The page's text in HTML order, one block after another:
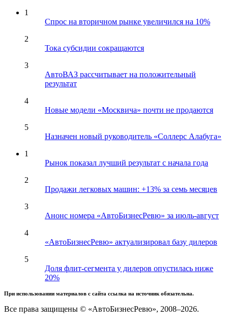
1
Спрос на вторичном рынке увеличился на 10%
2
Тока субсидии сокращаются
3
АвтоВАЗ рассчитывает на положительный
результат
4
Новые модели «Москвича» почти не продаются
5
Назначен новый руководитель «Соллерс Алабуга»
1
Рынок показал лучший результат с начала года
2
Продажи легковых машин: +13% за семь месяцев
3
Анонс номера «АвтоБизнесРевю» за июль-август
4
«АвтоБизнесРевю» актуализировал базу дилеров
5
Доля флит-сегмента у дилеров опустилась ниже
20%
При использовании материалов с сайта ссылка на источник обязательна.
Все права защищены © «АвтоБизнесРевю», 2008–2026.